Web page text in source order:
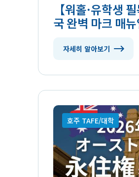
【워홀·유학생
국 완벽 마크 매
자세히 알아보기
호주 TAFE/대학